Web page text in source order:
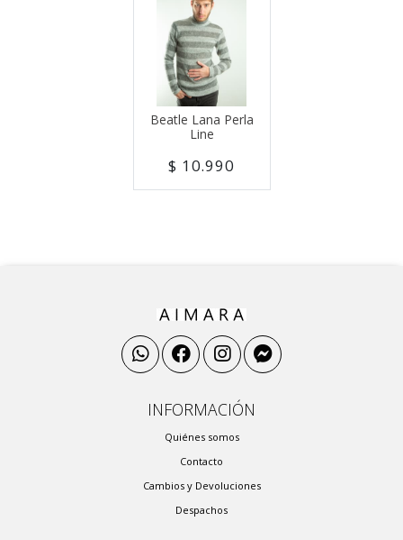
Beatle Lana Perla
Line
$ 10.990
INFORMACIÓN
Quiénes somos
Contacto
Cambios y Devoluciones
Despachos